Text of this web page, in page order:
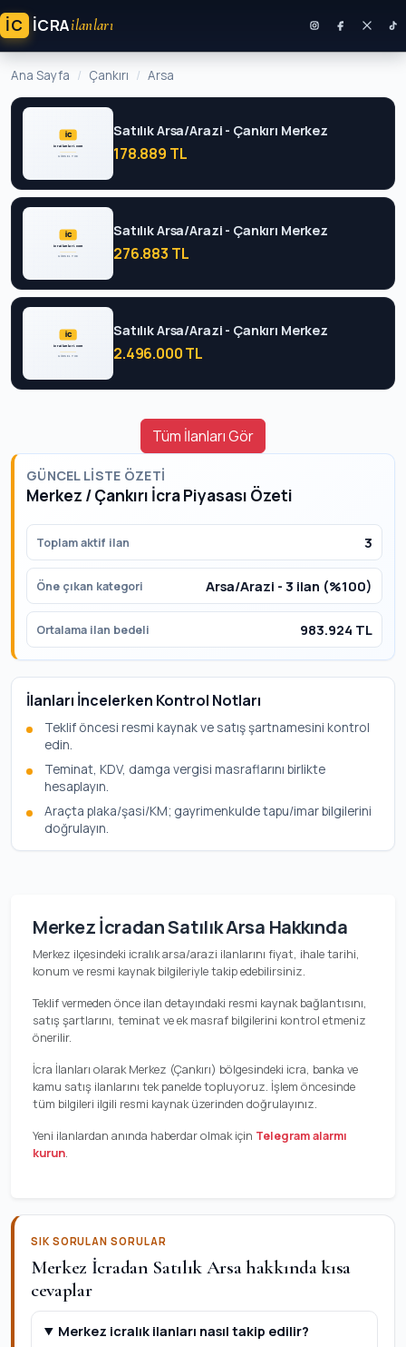
İC ICRAilanları
Ana Sayfa Çankırı Arsa
Satılık Arsa/Arazi - Çankırı Merkez
178.889 TL
Satılık Arsa/Arazi - Çankırı Merkez
276.883 TL
Satılık Arsa/Arazi - Çankırı Merkez
2.496.000 TL
Tüm İlanları Gör
GÜNCEL LISTE ÖZETI
Merkez / Çankırı İcra Piyasası Özeti
Toplam aktif ilan 3
Öne çıkan kategori Arsa/Arazi - 3 ilan (%100)
Ortalama ilan bedeli 983.924 TL
İlanları İncelerken Kontrol Notları
Teklif öncesi resmi kaynak ve satış şartnamesini kontrol
edin.
Teminat, KDV, damga vergisi masraflarını birlikte
hesaplayın.
Araçta plaka/şasi/KM; gayrimenkulde tapu/imar bilgilerini
doğrulayın.
Merkez İcradan Satılık Arsa Hakkında
Merkez ilçesindeki icralık arsa/arazi ilanlarını fiyat, ihale tarihi,
konum ve resmi kaynak bilgileriyle takip edebilirsiniz.
Teklif vermeden önce ilan detayındaki resmi kaynak bağlantısını,
satış şartlarını, teminat ve ek masraf bilgilerini kontrol etmeniz
önerilir.
İcra İlanları olarak Merkez (Çankırı) bölgesindeki icra, banka ve
kamu satış ilanlarını tek panelde topluyoruz. İşlem öncesinde
tüm bilgileri ilgili resmi kaynak üzerinden doğrulayınız.
Yeni ilanlardan anında haberdar olmak için Telegram alarmı
kurun.
SIK SORULAN SORULAR
Merkez İcradan Satılık Arsa hakkında kısa
cevaplar
Merkez icralık ilanları nasıl takip edilir?